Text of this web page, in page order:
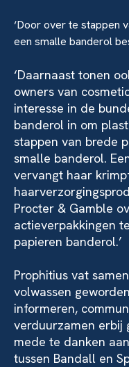
‘Door over te stappen
een smalle banderol
‘Daarnaast tonen
owners van
interesse in de
banderol in om
stappen van brede
smalle banderol.
vervangt haar
Procter & Gamble
actieverpakkingen
papieren banderol.’
Prophitius vat
volwassen
informeren,
verduurzamen erbij
mede te danken
tussen Bandall en